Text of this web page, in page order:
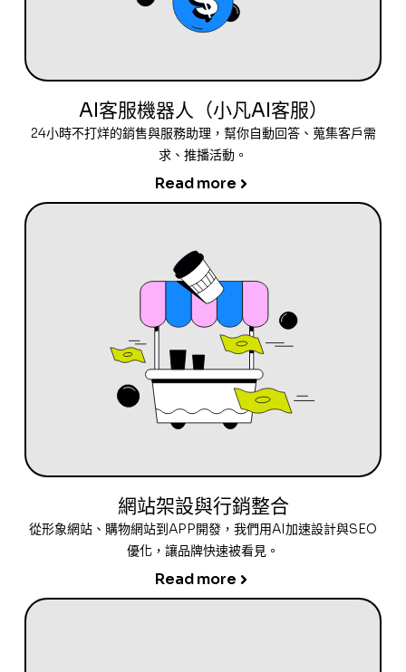
AI客服機器人（小凡AI客服）
24小時不打烊的銷售與服務助理，幫你自動回答、蒐集客戶需
求、推播活動。
Read more
網站架設與行銷整合
從形象網站、購物網站到APP開發，我們用AI加速設計與SEO
優化，讓品牌快速被看見。
Read more